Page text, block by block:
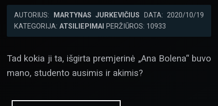
AUTORIUS: MARTYNAS JURKEVIČIUS DATA: 2020/10/19
KATEGORIJA: ATSILIEPIMAI PERŽIŪROS: 10933
Tad kokia ji ta, išgirta premjerinė „Ana Bolena“ buvo
mano, studento ausimis ir akimis?